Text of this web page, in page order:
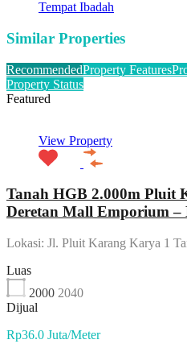
Tempat Ibadah
Similar Properties
RecommendedProperty Features
Property Status
Featured
View Property
Tanah HGB 2.000m Pluit
Deretan Mall Emporium –
Lokasi: Jl. Pluit Karang Karya 1
Luas
2000 2040
Dijual
Rp36.0 Juta/Meter